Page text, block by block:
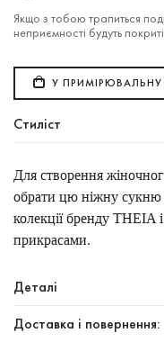
Якщо з тобою трапиться
неприємності будуть
У ПРИМІРЮВАЛЬНУ
Стиліст
Для створення
обрати цю ніжну сукню
колекції бренду
прикрасами.
Деталі
Доставка і повернення: